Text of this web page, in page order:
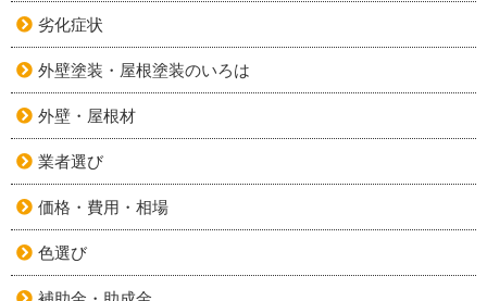
劣化症状
外壁塗装・屋根塗装のいろは
外壁・屋根材
業者選び
価格・費用・相場
色選び